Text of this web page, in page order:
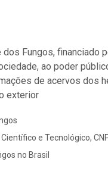
Fungos, financiado
ao poder
de acervos dos
exterior
e Tecnológico,
no Brasil